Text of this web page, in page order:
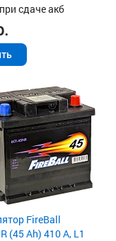
при сдаче акб
FireBall
(45 Ah) 410 А, L1